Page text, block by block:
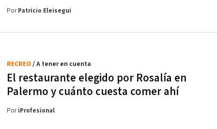
PorPatricio Eleisegui
El restaurante elegido por Rosalía en
Palermo y cuánto cuesta comer ahí
RECREO / A tener en cuenta
PoriProfesional